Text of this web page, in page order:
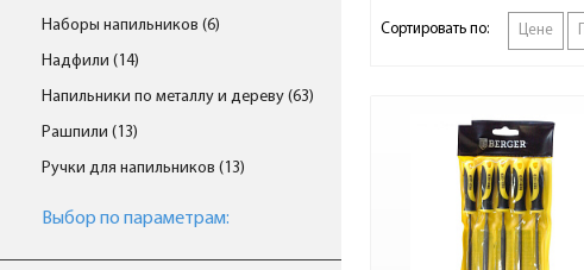
Наборы напильников (6)
Надфили (14)
Напильники по металлу и дереву (63)
Рашпили (13)
Ручки для напильников (13)
Выбор по параметрам:
Сортировать по: Цене